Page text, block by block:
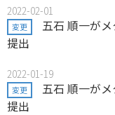
2022-02-01
変更
五石 順一が
提出
2022-01-19
変更
五石 順一が
提出